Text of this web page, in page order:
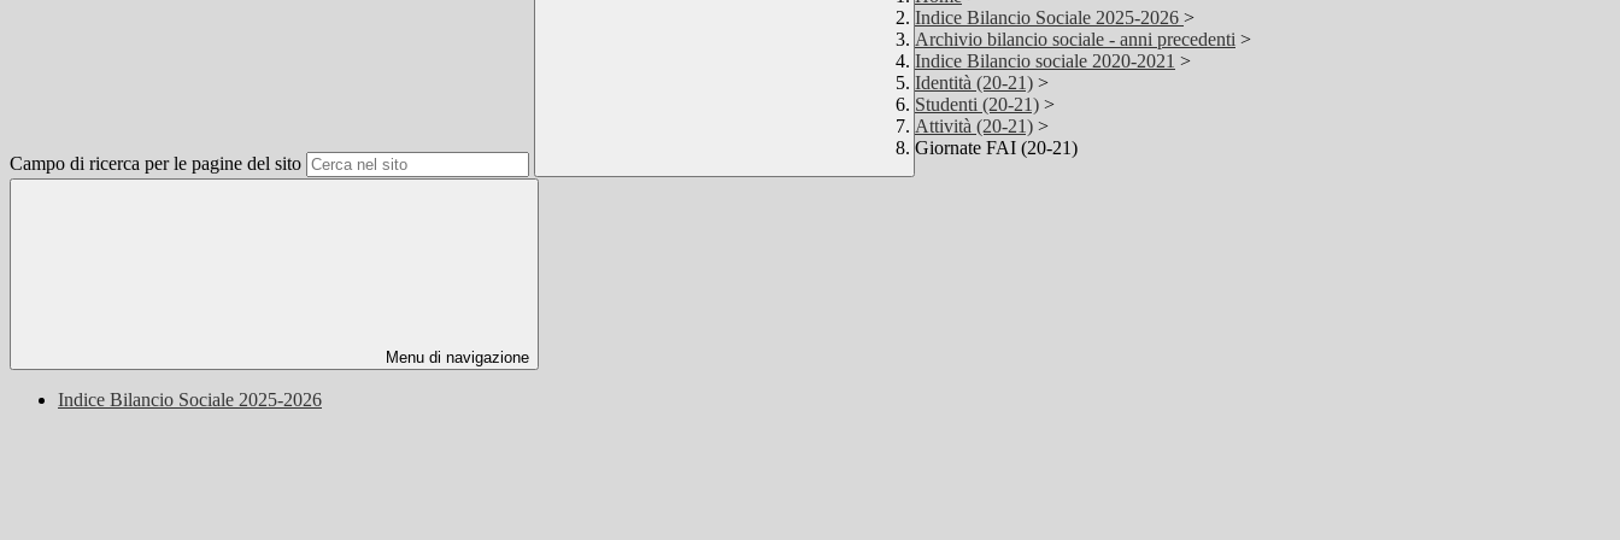
Campo di ricerca per le pagine del sito
Indice Bilancio Sociale 2025-2026 >
Archivio bilancio sociale - anni precedenti >
Indice Bilancio sociale 2020-2021 >
Identità (20-21) >
Studenti (20-21) >
Attività (20-21) >
Giornate FAI (20-21)
Menu di navigazione
Indice Bilancio Sociale 2025-2026